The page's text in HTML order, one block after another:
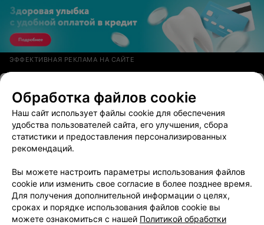
ЭФФЕКТИВНАЯ РЕКЛАМА НА САЙТЕ
Urban Massage
Могилев, ул. Буянова, 19 с 16:00
Обработка файлов cookie
Наш сайт использует файлы cookie для обеспечения
удобства пользователей сайта, его улучшения, сбора
статистики и предоставления персонализированных
рекомендаций.
Вы можете настроить параметры использования файлов
cookie или изменить свое согласие в более позднее время.
Для получения дополнительной информации о целях,
сроках и порядке использования файлов cookie вы
можете ознакомиться с нашей Политикой обработки